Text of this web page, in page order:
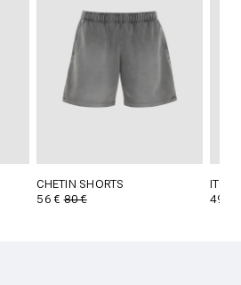
CHETIN SHORTS
56 €80 €
ITO
49 €